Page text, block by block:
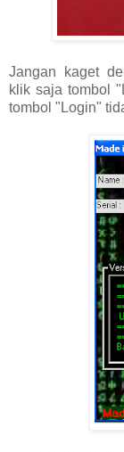
Jangan kaget
klik saja tombol
tombol "Login"